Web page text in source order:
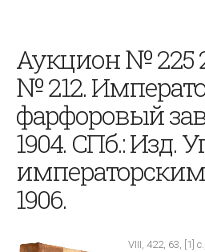
Аукцион № 225
№ 212.
фарфоровый
1904. СПб.: Изд.
1906.
VIII, 422, 63, [1]